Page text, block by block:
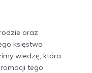
oraz
księstwa
wiedzę, która
tego